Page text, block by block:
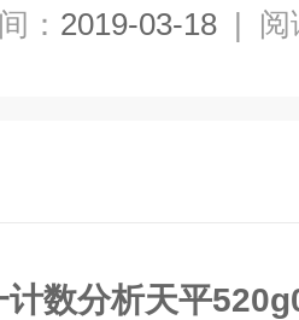
： 2019-03-18 | 阅
计数分析天平